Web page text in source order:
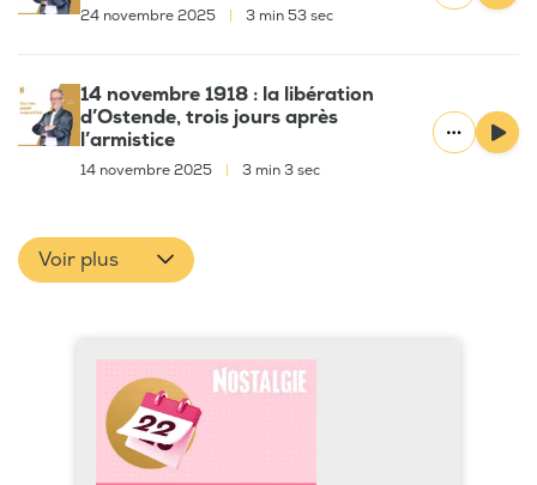
24 novembre 2025 3 min 53 sec
14 novembre 1918 : la libération
d’Ostende, trois jours après
l’armistice
14 novembre 2025 3 min 3 sec
Voir plus